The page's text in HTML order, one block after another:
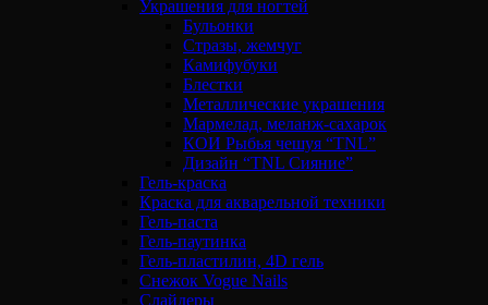
Украшения для ногтей
Бульонки
Стразы, жемчуг
Камифубуки
Блестки
Металлические украшения
Мармелад, меланж-сахарок
КОИ Рыбья чешуя “TNL”
Дизайн “TNL Сияние”
Гель-краска
Краска для акварельной техники
Гель-паста
Гель-паутинка
Гель-пластилин, 4D гель
Снежок Vogue Nails
Слайдеры